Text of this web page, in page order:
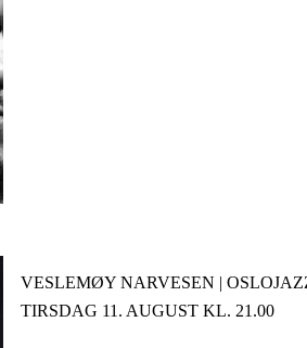
VESLEMØY NARVESEN |
TIRSDAG 11. AUGUST KL. 21.00